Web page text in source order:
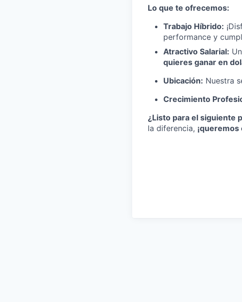
Lo que te ofrecemos:
Trabajo Híbrido:
performance y
Atractivo Salarial:
quieres ganar en
Ubicación: Nuestra
Crecimiento
¿Listo para el siguiente
la diferencia,